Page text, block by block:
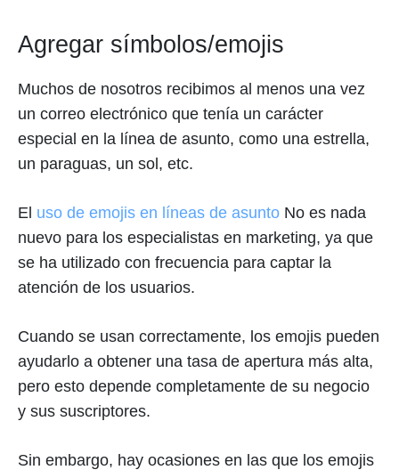
Agregar símbolos/emojis
Muchos de nosotros recibimos al menos una vez
un correo electrónico que tenía un carácter
especial en la línea de asunto, como una estrella,
un paraguas, un sol, etc.
El uso de emojis en líneas de asunto No es nada
nuevo para los especialistas en marketing, ya que
se ha utilizado con frecuencia para captar la
atención de los usuarios.
Cuando se usan correctamente, los emojis pueden
ayudarlo a obtener una tasa de apertura más alta,
pero esto depende completamente de su negocio
y sus suscriptores.
Sin embargo, hay ocasiones en las que los emojis